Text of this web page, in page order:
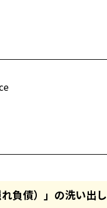
負債）」の洗い出